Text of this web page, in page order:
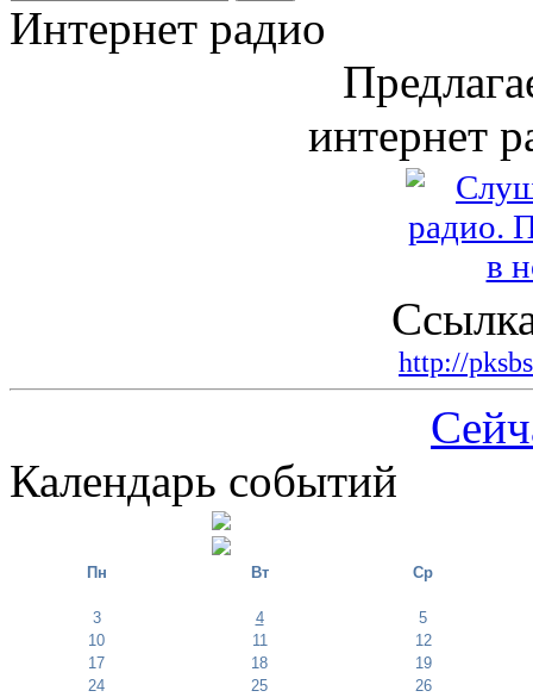
Интернет радио
интернет
http://
Календарь событий
Пн Вт Ср
3 4
5
10
11
12
17
18
19
24
25
26